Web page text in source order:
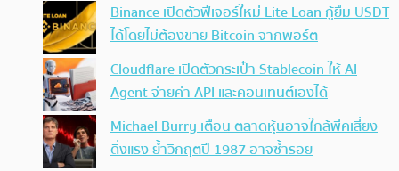
Binance เปิดตัวฟีเจอร์ใหม่ Lite Loan กู้ยืม USDT
ได้โดยไม่ต้องขาย Bitcoin จากพอร์ต
Cloudflare เปิดตัวกระเป๋า Stablecoin ให้ AI
Agent จ่ายค่า API และคอนเทนต์เองได้
Michael Burry เตือน ตลาดหุ้นอาจใกล้พีคเสี่ยง
ดิ่งแรง ย้ำวิกฤตปี 1987 อาจซ้ำรอย